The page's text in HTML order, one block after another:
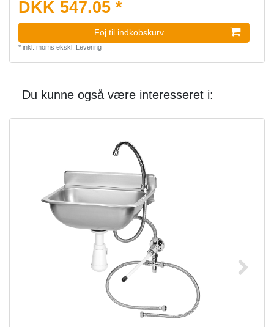
DKK 547.05 *
Foj til indkobskurv
* inkl. moms ekskl. Levering
Du kunne også være interesseret i: